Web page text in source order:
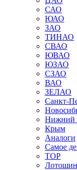
САО
ЮАО
ЗАО
ТИНАО
СВАО
ЮВАО
ЮЗАО
СЗАО
ВАО
ЗЕЛАО
Санкт-
Нижний
Крым
Аналоги
Самое
TOP